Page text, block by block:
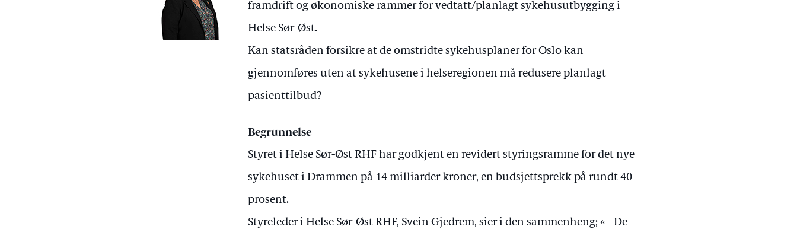
framdrift og økonomiske rammer for vedtatt/planlagt sykehusutbygging i
Helse Sør-Øst.
Kan statsråden forsikre at de omstridte sykehusplaner for Oslo kan
gjennomføres uten at sykehusene i helseregionen må redusere planlagt
pasienttilbud?
Begrunnelse
Styret i Helse Sør-Øst RHF har godkjent en revidert styringsramme for det nye
sykehuset i Drammen på 14 milliarder kroner, en budsjettsprekk på rundt 40
prosent.
Styreleder i Helse Sør-Øst RHF, Svein Gjedrem, sier i den sammenheng; « - De